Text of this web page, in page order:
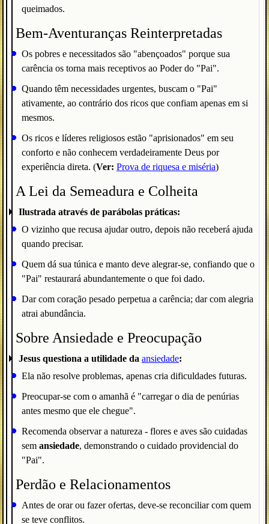
queimados.
Bem-Aventuranças Reinterpretadas
Os pobres e necessitados são "abençoados" porque sua
carência os torna mais receptivos ao Poder do "Pai".
Quando têm necessidades urgentes, buscam o "Pai"
ativamente, ao contrário dos ricos que confiam apenas em si
mesmos.
Os ricos e líderes religiosos estão "aprisionados" em seu
conforto e não conhecem verdadeiramente Deus por
experiência direta. (Ver: Prova de riquesa e miséria)
A Lei da Semeadura e Colheita
Ilustrada através de parábolas práticas:
O vizinho que recusa ajudar outro, depois não receberá ajuda
quando precisar.
Quem dá sua túnica e manto deve alegrar-se, confiando que o
"Pai" restaurará abundantemente o que foi dado.
Dar com coração pesado perpetua a carência; dar com alegria
atrai abundância.
Sobre Ansiedade e Preocupação
Jesus questiona a utilidade da ansiedade:
Ela não resolve problemas, apenas cria dificuldades futuras.
Preocupar-se com o amanhã é "carregar o dia de penúrias
antes mesmo que ele chegue".
Recomenda observar a natureza - flores e aves são cuidadas
sem ansiedade, demonstrando o cuidado providencial do
"Pai".
Perdão e Relacionamentos
Antes de orar ou fazer ofertas, deve-se reconciliar com quem
se teve conflitos.